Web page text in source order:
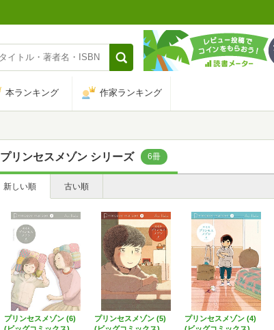
本ランキング 作家ランキング
プリンセスメゾン シリーズ 6冊
新しい順 古い順
プリンセスメゾン (6)
プリンセスメゾン (5)
プリンセスメゾン (4)